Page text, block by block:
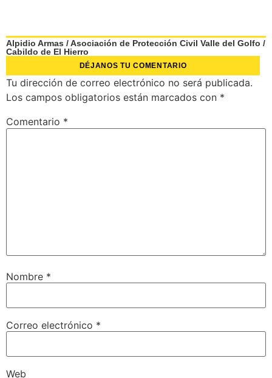
Alpidio Armas /Asociación de Protección Civil Valle del Golfo /
Cabildo de El Hierro
DÉJANOS TU COMENTARIO
Tu dirección de correo electrónico no será publicada.
Los campos obligatorios están marcados con *
Comentario *
Nombre *
Correo electrónico *
Web